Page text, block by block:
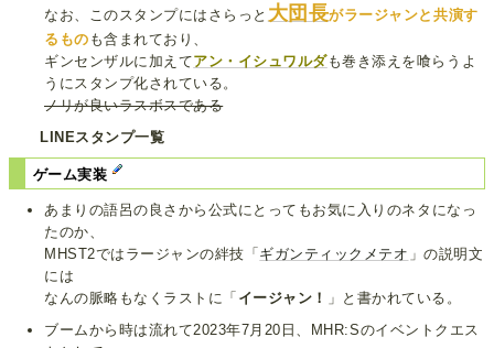
なお、このスタンプにはさらっと 大団長がラージャンと共演す
るもの も含まれており、
ギンセンザルに加えてアン・イシュワルダも巻き添えを喰らうよ
うにスタンプ化されている。
ノリが良いラスボスである
LINEスタンプ一覧
ゲーム実装
あまりの語呂の良さから公式にとってもお気に入りのネタになっ
たのか、
MHST2ではラージャンの絆技「ギガンティックメテオ 」の説明文
には
なんの脈略もなくラストに「 イージャン！
」と書かれている。
ブームから時は流れて2023年7月20日、MHR:Sのイベントクエス